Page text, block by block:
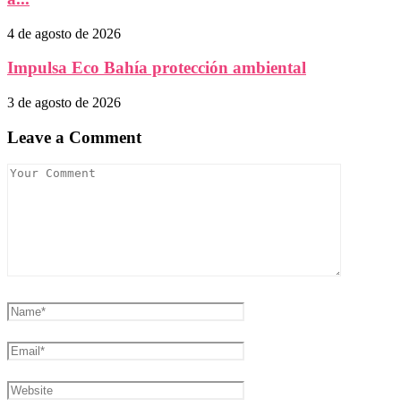
4 de agosto de 2026
Impulsa Eco Bahía protección ambiental
3 de agosto de 2026
Leave a Comment